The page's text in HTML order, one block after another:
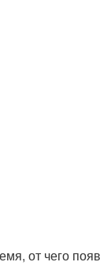
от чего